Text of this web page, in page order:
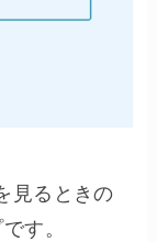
見るときの
す。